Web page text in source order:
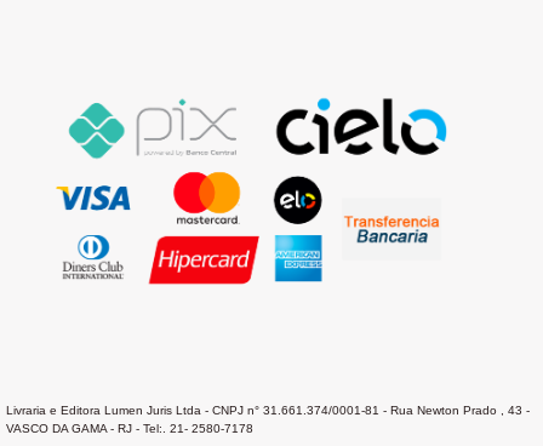
Livraria e Editora Lumen Juris Ltda - CNPJ n° 31.661.374/0001-81 - Rua Newton Prado , 43 -
VASCO DA GAMA - RJ - Tel:. 21- 2580-7178